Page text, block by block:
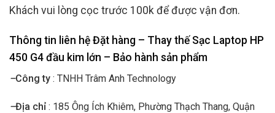
Khách vui lòng cọc trước 100k để được vận đơn.
Thông tin liên hệ Đặt hàng – Thay thế Sạc Laptop HP
450 G4 đầu kim lớn – Bảo hành sản phẩm
–Công ty : TNHH Trâm Anh Technology
–Địa chỉ : 185 Ông Ích Khiêm, Phường Thạch Thang, Quận